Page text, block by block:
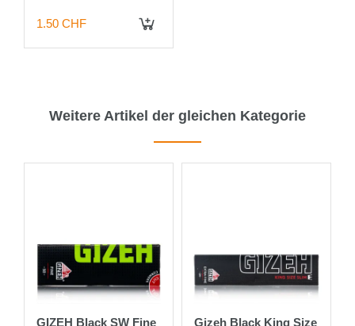
1.50 CHF
Weitere Artikel der gleichen Kategorie
GIZEH Black SW Fine
Gizeh Black King Size